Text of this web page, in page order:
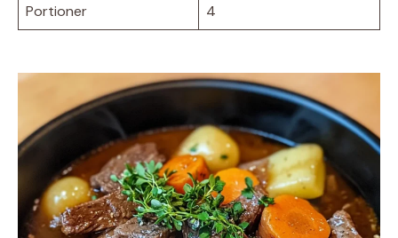
Portioner
4